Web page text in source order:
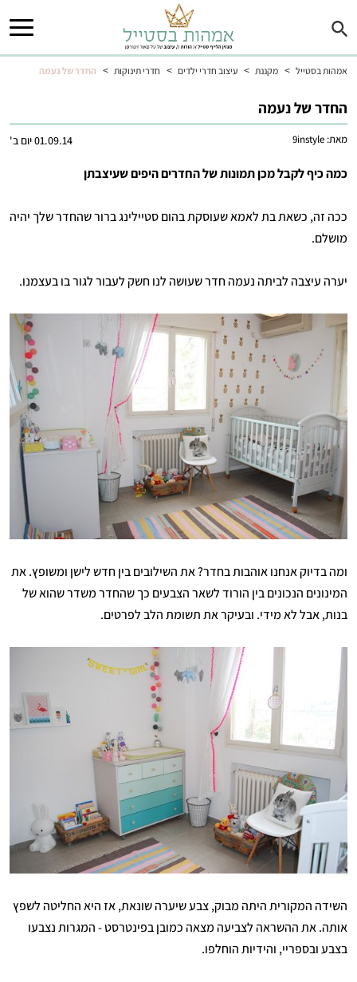
אמהות בסטייל > מקננת > עיצוב חדרי ילדים > חדרי תינוקות > החדר של נעמה
החדר של נעמה
01.09.14 יום ב' מאת: 9instyle
כמה כיף לקבל מכן תמונות של החדרים היפים שעיצבתן
ככה זה, כשאת בת לאמא שעוסקת בהום סטיילינג ברור שהחדר שלך יהיה
מושלם.
יערה עיצבה לביתה נעמה חדר שעושה לנו חשק לעבור לגור בו בעצמנו.
ומה בדיוק אנחנו אוהבות בחדר? את השילובים בין חדש לישן ומשופץ. את
המינונים הנכונים בין הורוד לשאר הצבעים כך שהחדר משדר שהוא של
בנות, אבל לא מידי. ובעיקר את תשומת הלב לפרטים.
השידה המקורית היתה מבוק, צבע שיערה שונאת, אז היא החליטה לשפץ
אותה. את ההשראה לצביעה מצאה כמובן בפינטרסט - המגרות נצבעו
בצבע ובספריי, והידיות הוחלפו.